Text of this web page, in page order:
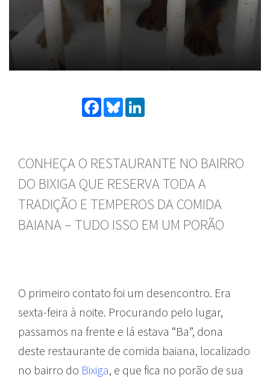
Facebook
Bluesky
CONHEÇA O RESTAURANTE NO BAIRRO
DO BIXIGA QUE RESERVA TODA A
TRADIÇÃO E TEMPEROS DA COMIDA
BAIANA – TUDO ISSO EM UM PORÃO
O primeiro contato foi um desencontro. Era
sexta-feira à noite. Procurando pelo lugar,
passamos na frente e lá estava “Ba”, dona
deste restaurante de comida baiana, localizado
no bairro do Bixiga, e que fica no porão de sua